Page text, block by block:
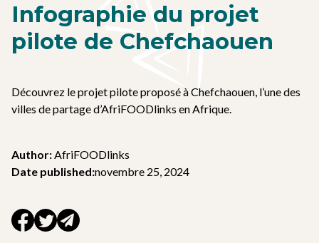
Infographie du projet
pilote de Chefchaouen
Découvrez le projet pilote proposé à Chefchaouen, l’une des
villes de partage d’AfriFOODlinks en Afrique.
Author:AfriFOODlinks
Date published:novembre 25, 2024